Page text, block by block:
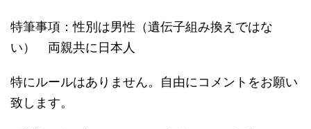
特筆事項：性別は男性（遺伝子組み換えではな
い） 両親共に日本人
特にルールはありません。自由にコメントをお願い
致します。